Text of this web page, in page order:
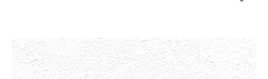
商品を探す
商品を探す トップ